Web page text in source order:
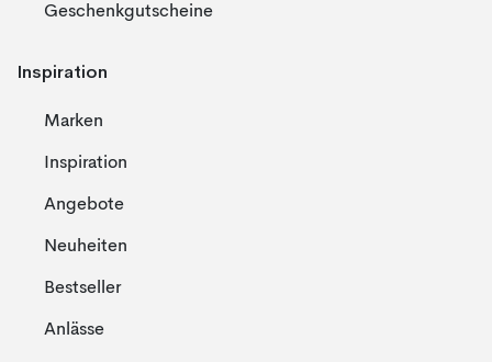
Geschenkgutscheine
Inspiration
Marken
Inspiration
Angebote
Neuheiten
Bestseller
Anlässe